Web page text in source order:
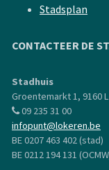
Stadsplan
CONTACTEER DE
Stadhuis
Groentemarkt 1, 9160
09 235 31 00
infopunt@lokeren.be
BE 0207 463 402 (stad)
BE 0212 194 131